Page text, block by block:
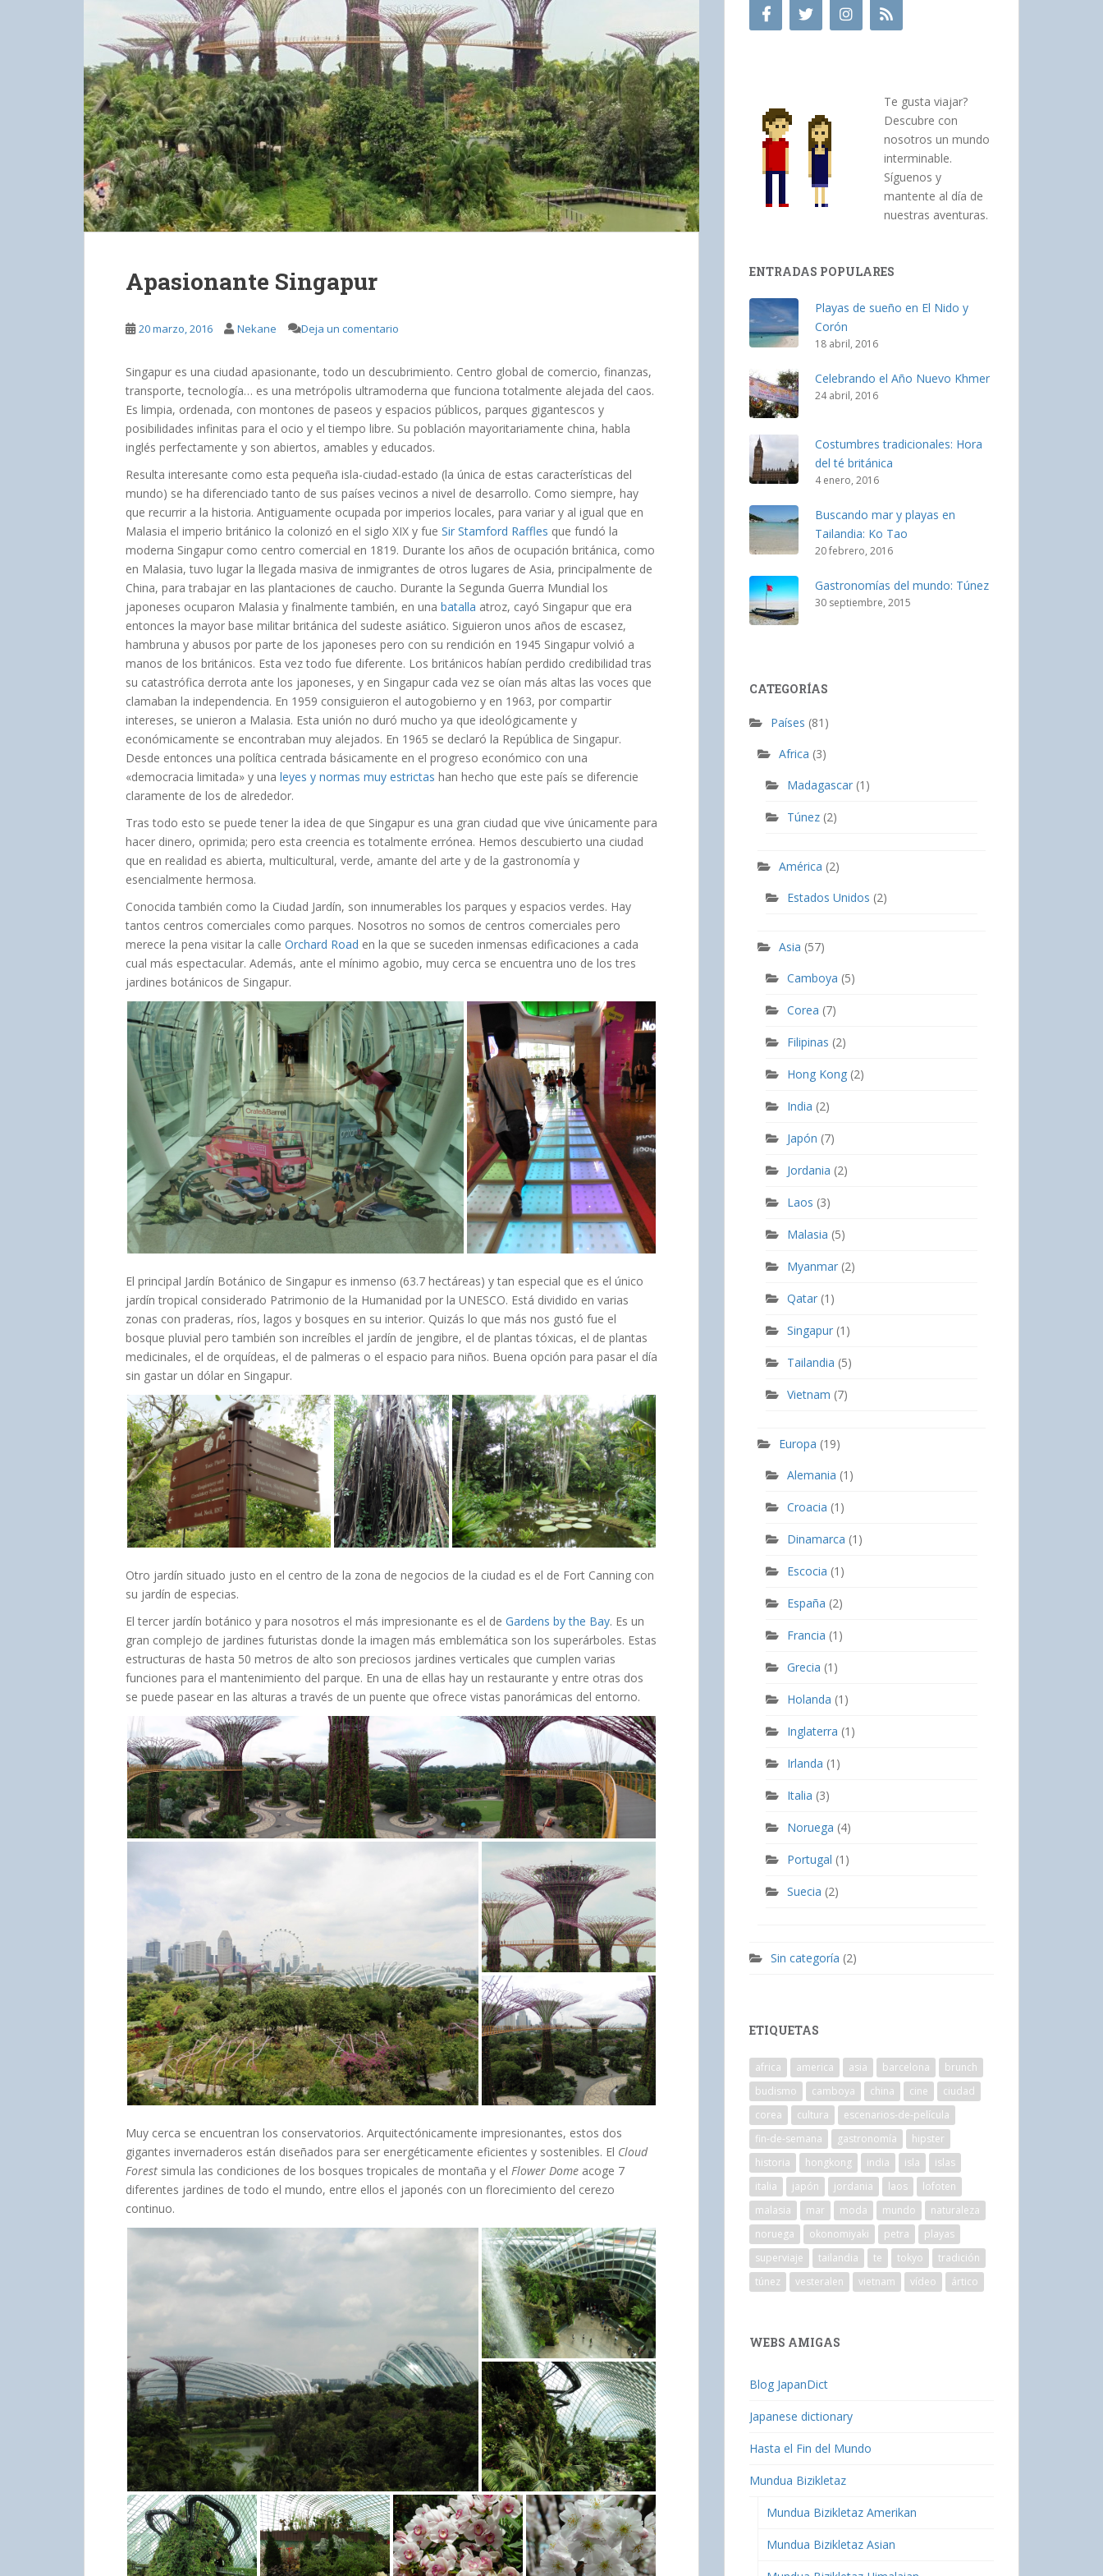
Apasionante Singapur
20 marzo, 2016 Nekane Deja un comentario
Singapur es una ciudad apasionante, todo un descubrimiento. Centro global de comercio, finanzas,
transporte, tecnología… es una metrópolis ultramoderna que funciona totalmente alejada del caos.
Es limpia, ordenada, con montones de paseos y espacios públicos, parques gigantescos y
posibilidades infinitas para el ocio y el tiempo libre. Su población mayoritariamente china, habla
inglés perfectamente y son abiertos, amables y educados.
Resulta interesante como esta pequeña isla-ciudad-estado (la única de estas características del
mundo) se ha diferenciado tanto de sus países vecinos a nivel de desarrollo. Como siempre, hay
que recurrir a la historia. Antiguamente ocupada por imperios locales, para variar y al igual que en
Malasia el imperio británico la colonizó en el siglo XIX y fue Sir Stamford Raffles que fundó la
moderna Singapur como centro comercial en 1819. Durante los años de ocupación británica, como
en Malasia, tuvo lugar la llegada masiva de inmigrantes de otros lugares de Asia, principalmente de
China, para trabajar en las plantaciones de caucho. Durante la Segunda Guerra Mundial los
japoneses ocuparon Malasia y finalmente también, en una batalla atroz, cayó Singapur que era
entonces la mayor base militar británica del sudeste asiático. Siguieron unos años de escasez,
hambruna y abusos por parte de los japoneses pero con su rendición en 1945 Singapur volvió a
manos de los británicos. Esta vez todo fue diferente. Los británicos habían perdido credibilidad tras
su catastrófica derrota ante los japoneses, y en Singapur cada vez se oían más altas las voces que
clamaban la independencia. En 1959 consiguieron el autogobierno y en 1963, por compartir
intereses, se unieron a Malasia. Esta unión no duró mucho ya que ideológicamente y
económicamente se encontraban muy alejados. En 1965 se declaró la República de Singapur.
Desde entonces una política centrada básicamente en el progreso económico con una
«democracia limitada» y una leyes y normas muy estrictas han hecho que este país se diferencie
claramente de los de alrededor.
Tras todo esto se puede tener la idea de que Singapur es una gran ciudad que vive únicamente para
hacer dinero, oprimida; pero esta creencia es totalmente errónea. Hemos descubierto una ciudad
que en realidad es abierta, multicultural, verde, amante del arte y de la gastronomía y
esencialmente hermosa.
Conocida también como la Ciudad Jardín, son innumerables los parques y espacios verdes. Hay
tantos centros comerciales como parques. Nosotros no somos de centros comerciales pero
merece la pena visitar la calle Orchard Road en la que se suceden inmensas edificaciones a cada
cual más espectacular. Además, ante el mínimo agobio, muy cerca se encuentra uno de los tres
jardines botánicos de Singapur.
El principal Jardín Botánico de Singapur es inmenso (63.7 hectáreas) y tan especial que es el único
jardín tropical considerado Patrimonio de la Humanidad por la UNESCO. Está dividido en varias
zonas con praderas, ríos, lagos y bosques en su interior. Quizás lo que más nos gustó fue el
bosque pluvial pero también son increíbles el jardín de jengibre, el de plantas tóxicas, el de plantas
medicinales, el de orquídeas, el de palmeras o el espacio para niños. Buena opción para pasar el día
sin gastar un dólar en Singapur.
Otro jardín situado justo en el centro de la zona de negocios de la ciudad es el de Fort Canning con
su jardín de especias.
El tercer jardín botánico y para nosotros el más impresionante es el de Gardens by the Bay. Es un
gran complejo de jardines futuristas donde la imagen más emblemática son los superárboles. Estas
estructuras de hasta 50 metros de alto son preciosos jardines verticales que cumplen varias
funciones para el mantenimiento del parque. En una de ellas hay un restaurante y entre otras dos
se puede pasear en las alturas a través de un puente que ofrece vistas panorámicas del entorno.
Muy cerca se encuentran los conservatorios. Arquitectónicamente impresionantes, estos dos
gigantes invernaderos están diseñados para ser energéticamente eficientes y sostenibles. El Cloud
Forest simula las condiciones de los bosques tropicales de montaña y el Flower Dome acoge 7
diferentes jardines de todo el mundo, entre ellos el japonés con un florecimiento del cerezo
continuo.
Te gusta viajar?
Descubre con
nosotros un mundo
interminable.
Síguenos y
mantente al día de
nuestras aventuras.
ENTRADAS POPULARES
Playas de sueño en El Nido y
Corón
18 abril, 2016
Celebrando el Año Nuevo Khmer
24 abril, 2016
Costumbres tradicionales: Hora
del té británica
4 enero, 2016
Buscando mar y playas en
Tailandia: Ko Tao
20 febrero, 2016
Gastronomías del mundo: Túnez
30 septiembre, 2015
CATEGORÍAS
Países (81)
Africa (3)
Madagascar (1)
Túnez (2)
América (2)
Estados Unidos (2)
Asia (57)
Camboya (5)
Corea (7)
Filipinas (2)
Hong Kong (2)
India (2)
Japón (7)
Jordania (2)
Laos (3)
Malasia (5)
Myanmar (2)
Qatar (1)
Singapur (1)
Tailandia (5)
Vietnam (7)
Europa (19)
Alemania (1)
Croacia (1)
Dinamarca (1)
Escocia (1)
España (2)
Francia (1)
Grecia (1)
Holanda (1)
Inglaterra (1)
Irlanda (1)
Italia (3)
Noruega (4)
Portugal (1)
Suecia (2)
Sin categoría (2)
ETIQUETAS
africa america asia barcelona
brunch
budismo
camboya china cine
ciudad
corea
cultura
escenarios-de-película
fin-de-semana
gastronomía
hipster
historia
hongkong india isla
islas
italia
japón jordania laos
lofoten
malasia
mar moda mundo
naturaleza
noruega
okonomiyaki petra
playas
superviaje
tailandia te tokyo
tradición
túnez
vesteralen vietnam vídeo ártico
WEBS AMIGAS
Blog JapanDict
Japanese dictionary
Hasta el Fin del Mundo
Mundua Bizikletaz
Mundua Bizikletaz Amerikan
Mundua Bizikletaz Asian